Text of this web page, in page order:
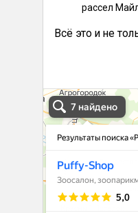
рассел
Всё это и не